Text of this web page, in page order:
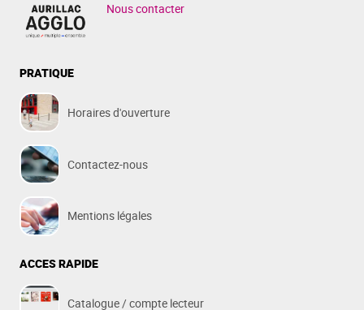
Nous contacter
PRATIQUE
Horaires d'ouverture
Contactez-nous
Mentions légales
ACCES RAPIDE
Catalogue / compte lecteur